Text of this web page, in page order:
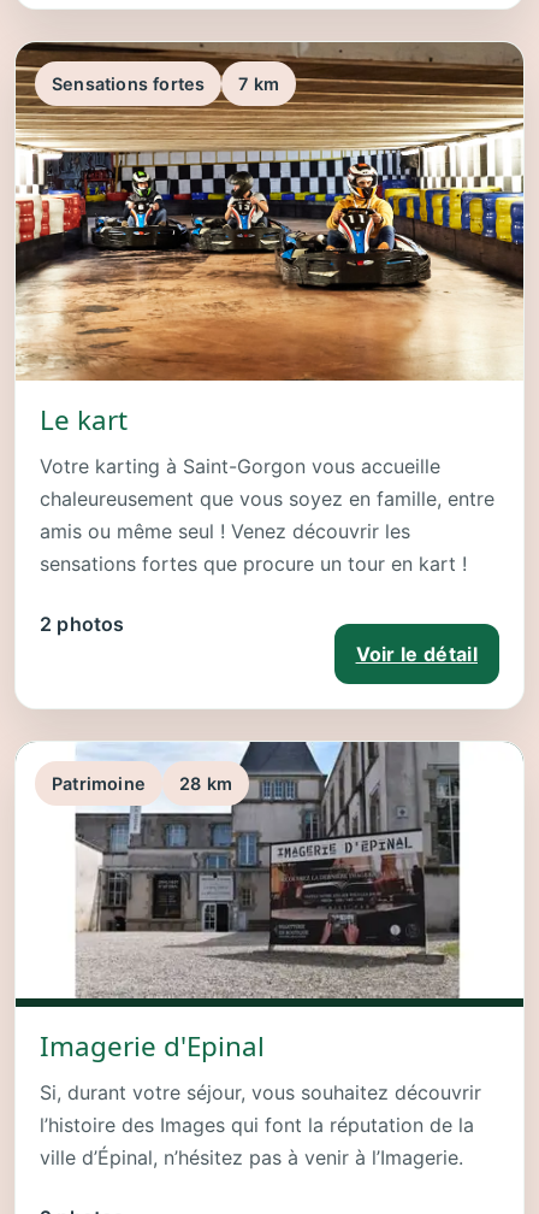
Sensations fortes 7 km
Le kart
Votre karting à Saint-Gorgon vous accueille
chaleureusement que vous soyez en famille, entre
amis ou même seul ! Venez découvrir les
sensations fortes que procure un tour en kart !
2 photos
Voir le détail
Patrimoine 28 km
Imagerie d'Epinal
Si, durant votre séjour, vous souhaitez découvrir
l’histoire des Images qui font la réputation de la
ville d’Épinal, n’hésitez pas à venir à l’Imagerie.